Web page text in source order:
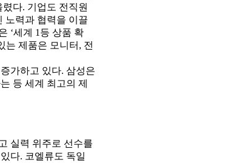
다. 기업도 전직원
노력과 협력을 이끌
‘세계 1등 상품 확
는 제품은 모니터, 전
증가하고 있다. 삼성은
등 세계 최고의 제
실력 위주로 선수를
다. 코엘류도 독일